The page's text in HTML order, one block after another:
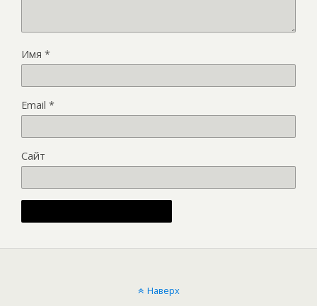
Имя *
Email *
Сайт
Наверх